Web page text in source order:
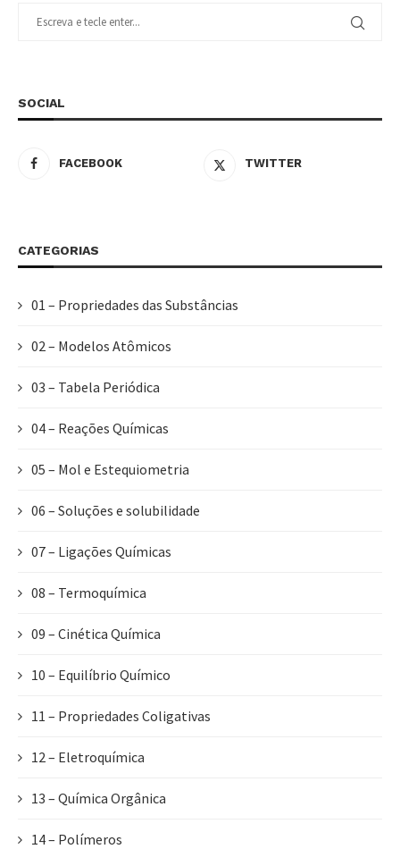
SOCIAL
FACEBOOK TWITTER
CATEGORIAS
01 – Propriedades das Substâncias
02 – Modelos Atômicos
03 – Tabela Periódica
04 – Reações Químicas
05 – Mol e Estequiometria
06 – Soluções e solubilidade
07 – Ligações Químicas
08 – Termoquímica
09 – Cinética Química
10 – Equilíbrio Químico
11 – Propriedades Coligativas
12 – Eletroquímica
13 – Química Orgânica
14 – Polímeros